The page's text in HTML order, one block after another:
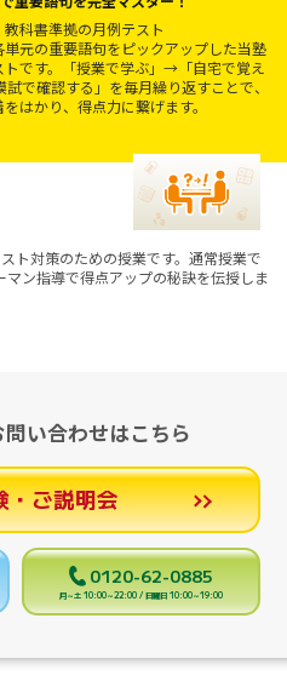
科書準拠の月例テスト
元の重要語句をピックアップした当塾
トです。「授業で学ぶ」→「自宅で覚え
で確認する」を毎月繰り返すことで、
はかり、得点力に繋げます。
ト対策のための授業です。通常授業で
ン指導で得点アップの秘訣を伝授しま
い合わせはこちら
・ご説明会
0120-62-0885
月～土 10:00～22:00 / 日曜日 10:00～19:00